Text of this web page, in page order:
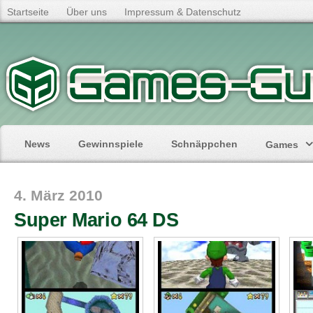
Startseite Über uns Impressum & Datenschutz
News Gewinnspiele Schnäppchen Games
4. März 2010
Super Mario 64 DS